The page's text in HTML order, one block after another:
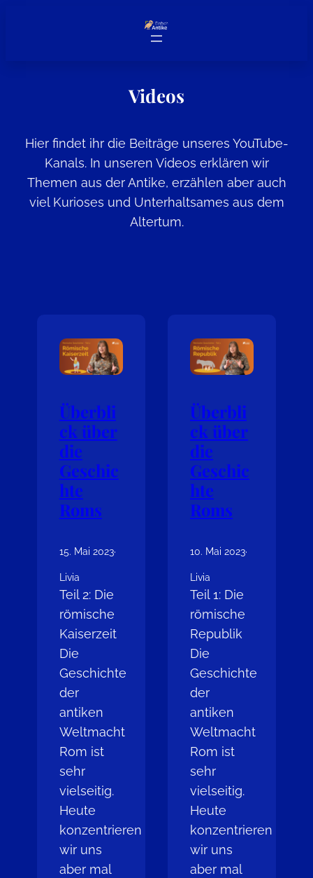
Videos
Hier findet ihr die Beiträge unseres YouTube-
Kanals. In unseren Videos erklären wir
Themen aus der Antike, erzählen aber auch
viel Kurioses und Unterhaltsames aus dem
Altertum.
Überbli
ck über
die
Geschic
hte
Roms
15. Mai 2023·
Livia
Teil 2: Die
römische
Kaiserzeit
Die
Geschichte
der
antiken
Weltmacht
Rom ist
sehr
vielseitig.
Heute
konzentrieren
wir uns
aber mal
Überbli
ck über
die
Geschic
hte
Roms
10. Mai 2023·
Livia
Teil 1: Die
römische
Republik
Die
Geschichte
der
antiken
Weltmacht
Rom ist
sehr
vielseitig.
Heute
konzentrieren
wir uns
aber mal